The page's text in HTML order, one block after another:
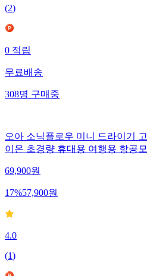
(2)
0적립
무료배송
308명구매중
오아 소닉플로우 미니 드라이기
이온 초경량 휴대용 여행용 항공
69,900원
17%57,900원
4.0
(1)